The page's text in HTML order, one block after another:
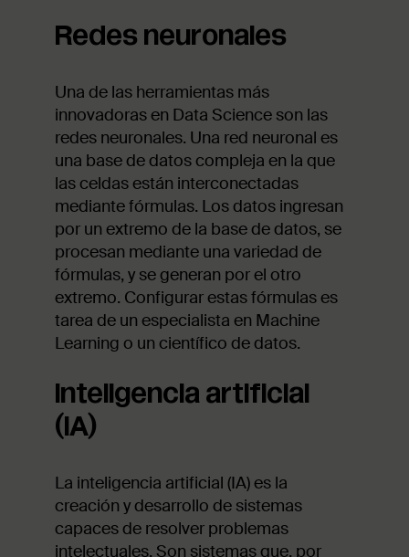
Redes neuronales
Una de las herramientas más
innovadoras en Data Science son las
redes neuronales. Una red neuronal es
una base de datos compleja en la que
las celdas están interconectadas
mediante fórmulas. Los datos ingresan
por un extremo de la base de datos, se
procesan mediante una variedad de
fórmulas, y se generan por el otro
extremo. Configurar estas fórmulas es
tarea de un especialista en Machine
Learning o un científico de datos.
Inteligencia artificial
(IA)
La inteligencia artificial (IA) es la
creación y desarrollo de sistemas
capaces de resolver problemas
intelectuales. Son sistemas que, por